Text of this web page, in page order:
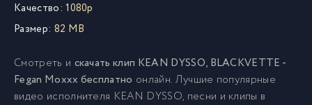
Качество: 1080p
Размер: 82 MB
Смотреть и скачать клип KEAN DYSSO, BLACKVETTE -
Fegan Moxxx бесплатно онлайн. Лучшие популярные
видео исполнителя KEAN DYSSO, песни и клипы в